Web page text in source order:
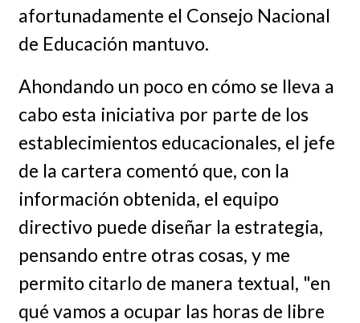
afortunadamente el Consejo Nacional
de Educación mantuvo.
Ahondando un poco en cómo se lleva a
cabo esta iniciativa por parte de los
establecimientos educacionales, el jefe
de la cartera comentó que, con la
información obtenida, el equipo
directivo puede diseñar la estrategia,
pensando entre otras cosas, y me
permito citarlo de manera textual, "en
qué vamos a ocupar las horas de libre